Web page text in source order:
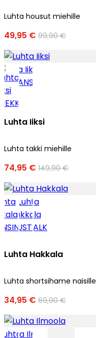
Luhta housut miehille
49,95 € 99,90 €
Luhta Iiksi
Luhta takki miehille
74,95 € 149,90 €
Luhta Hakkala
Luhta shortsihame naisille
34,95 € 69,90 €